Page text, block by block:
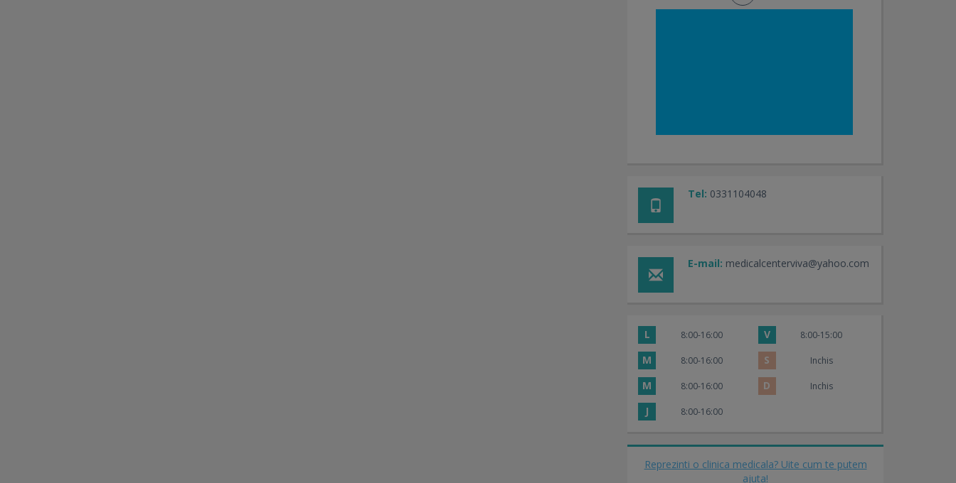
Tel: 0331104048
E-mail: medicalcenterviva@yahoo.com
L 8:00-16:00 V 8:00-15:00
M 8:00-16:00 S Inchis
M 8:00-16:00 D Inchis
J 8:00-16:00
Reprezinti o clinica medicala? Uite cum te putem
ajuta!